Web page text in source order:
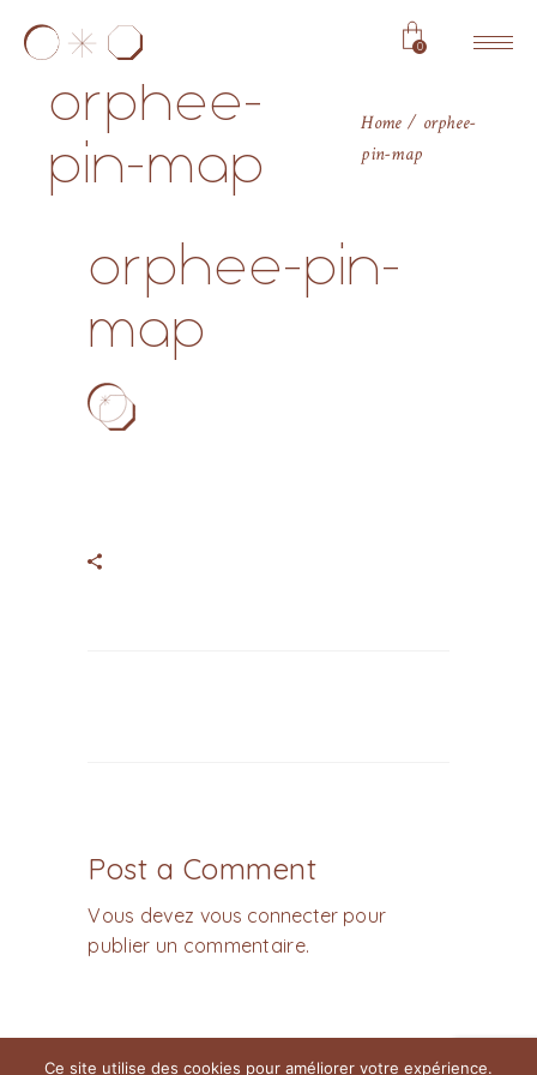
0
orphee-
pin-map
Home
orphee-
pin-map
orphee-pin-
map
Post a Comment
Vous devez vous connecterpour
publier un commentaire.
Ce site utilise des cookies pour améliorer votre expérience.